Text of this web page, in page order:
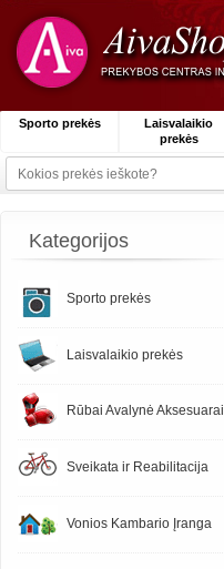
Sporto prekės
Laisvalaikio
prekės
Kategorijos
Sporto prekės
Laisvalaikio prekės
Rūbai Avalynė Aksesuarai
Sveikata ir Reabilitacija
Vonios Kambario Įranga